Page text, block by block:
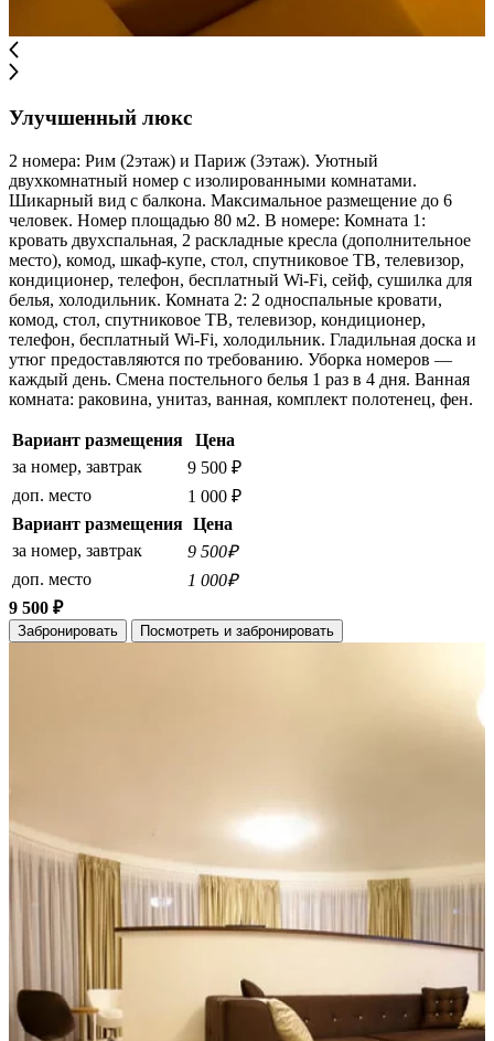
Улучшенный люкс
2 номера: Рим (2этаж) и Париж (3этаж). Уютный
двухкомнатный номер с изолированными комнатами.
Шикарный вид с балкона. Максимальное размещение до 6
человек. Номер площадью 80 м2. В номере: Комната 1:
кровать двухспальная, 2 раскладные кресла (дополнительное
место), комод, шкаф-купе, стол, спутниковое ТВ, телевизор,
кондиционер, телефон, бесплатный Wi-Fi, сейф, сушилка для
белья, холодильник. Комната 2: 2 односпальные кровати,
комод, стол, спутниковое ТВ, телевизор, кондиционер,
телефон, бесплатный Wi-Fi, холодильник. Гладильная доска и
утюг предоставляются по требованию. Уборка номеров —
каждый день. Смена постельного белья 1 раз в 4 дня. Ванная
комната: раковина, унитаз, ванная, комплект полотенец, фен.
Вариант размещения
Цена
за номер, завтрак
9 500 ₽
доп. место
1 000 ₽
Вариант размещения Цена
за номер, завтрак
9 500₽
доп. место
1 000₽
9 500 ₽
Забронировать Посмотреть и забронировать